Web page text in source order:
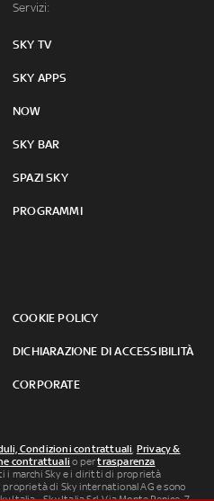
Servizi:
SKY TV
SKY APPS
NOW
SKY BAR
SPAZI SKY
PROGRAMMI
COOKIE POLICY
DICHIARAZIONE DI ACCESSIBILITÀ
CORPORATE
Condizioni contrattuali, Privacy &
contrattuali o pertrasparenza
i marchi Sky e i diritti di proprietà
di Sky international AG e sono